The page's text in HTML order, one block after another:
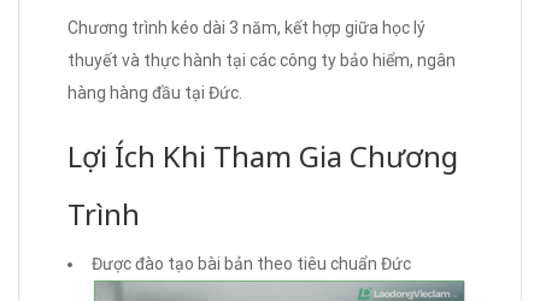
Chương trình kéo dài 3 năm, kết hợp giữa học lý
thuyết và thực hành tại các công ty bảo hiểm, ngân
hàng hàng đầu tại Đức.
Lợi Ích Khi Tham Gia Chương
Trình
Được đào tạo bài bản theo tiêu chuẩn Đức